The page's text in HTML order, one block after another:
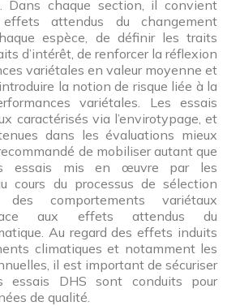
Dans chaque section, il convient
effets attendus du changement
espèce, de définir les traits
d’intérêt, de renforcer la réflexion
variétales en valeur moyenne et
la notion de risque liée à la
variétales. Les essais
caractérisés via l’envirotypage, et
dans les évaluations mieux
de mobiliser autant que
essais mis en œuvre par les
cours du processus de sélection
comportements variétaux
aux effets attendus du
Au regard des effets induits
climatiques et notamment les
il est important de sécuriser
essais DHS sont conduits pour
de qualité.